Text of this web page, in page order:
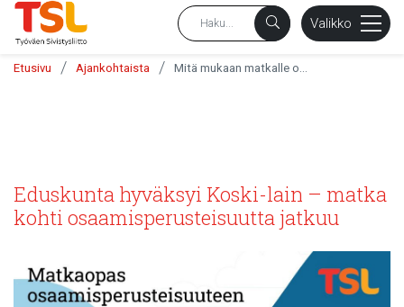
Valikko
Etusivu / Ajankohtaista /
Eduskunta hyväksyi Koski-lain – matka
kohti osaamisperusteisuutta jatkuu